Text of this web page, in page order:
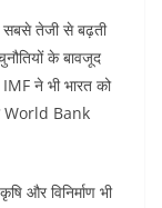
सबसे तेजी से बढ़ती
के बावजूद
ने भी भारत को
World Bank
और विनिर्माण भी